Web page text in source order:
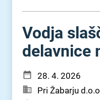
Vodja
delavnice
28. 4. 2026
Pri Žabarju